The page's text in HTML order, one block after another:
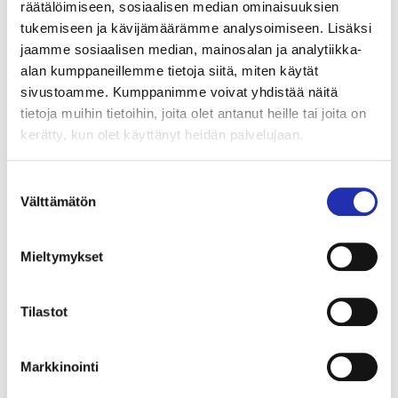
räätälöimiseen, sosiaalisen median ominaisuuksien
tukemiseen ja kävijämäärämme analysoimiseen. Lisäksi
jaamme sosiaalisen median, mainosalan ja analytiikka-
alan kumppaneillemme tietoja siitä, miten käytät
sivustoamme. Kumppanimme voivat yhdistää näitä
tietoja muihin tietoihin, joita olet antanut heille tai joita on
kerätty, kun olet käyttänyt heidän palvelujaan.
valinta
Välttämätön
Mieltymykset
Tilastot
Markkinointi
valloittaa ensimmäistä kertaa Hämeenkadun historiallisen art
deco -palatsin ja vie katsojansa aikamatkalle makaabereissa
voimin. Esitys nähdään Tuulensuun Palatsissa lauantaina 8.
murhamysteerit
ja Tampere Burlesque ry suositun
-spektaakkelin ensimmäistä kertaa